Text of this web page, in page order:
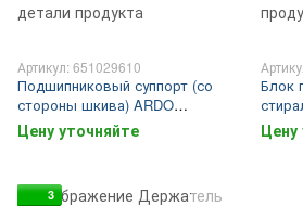
Артикул: 651029610
Подшипниковый суппорт (со
стороны шкива) ARDO
(725005500) (651029610)
Цену уточняйте
Блок
Цену
3